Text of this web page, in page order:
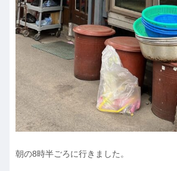
朝の8時半ごろに行きました。